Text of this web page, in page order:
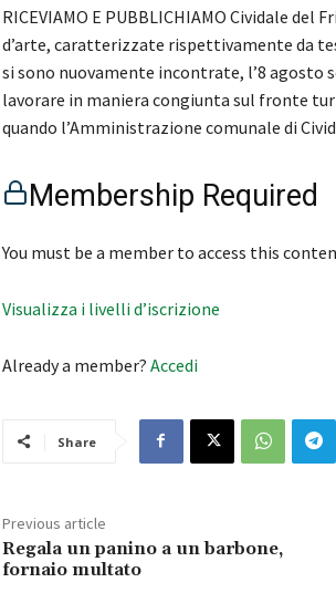
RICEVIAMO E PUBBLICHIAMO Cividale del
d’arte, caratterizzate rispettivamente da
si sono nuovamente incontrate, l’8 agosto
lavorare in maniera congiunta sul fronte
quando l’Amministrazione comunale di
Membership Required
You must be a member to access this
Visualizza i livelli d’iscrizione
Already a member? Accedi
Share
Previous article
Regala un panino a un barbone,
fornaio multato